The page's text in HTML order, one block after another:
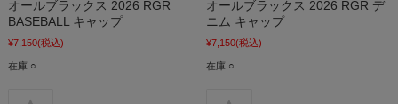
オールブラックス 2026 RGR
BASEBALL キャップ
¥7,150(税込)
在庫 ○
オールブラックス 2026 RGR デ
ニム キャップ
¥7,150(税込)
在庫 ○